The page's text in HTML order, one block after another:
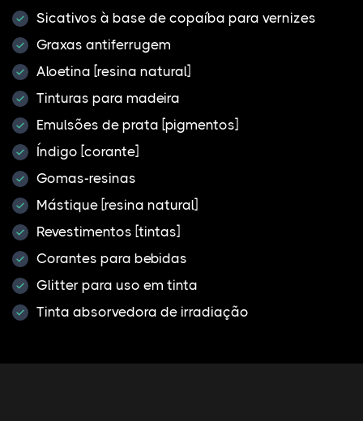
Sicativos à base de copaíba para vernizes
Graxas antiferrugem
Aloetina [resina natural]
Tinturas para madeira
Emulsões de prata [pigmentos]
Índigo [corante]
Gomas-resinas
Mástique [resina natural]
Revestimentos [tintas]
Corantes para bebidas
Glitter para uso em tinta
Tinta absorvedora de irradiação